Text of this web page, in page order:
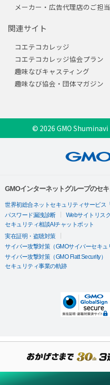
メーカー・広告代理店のご担
関連サイト
コエテコカレッジ
コエテコカレッジ協会プラン
趣味なびキャスティング
趣味なび協会・団体マガジン
© 2026 GMO